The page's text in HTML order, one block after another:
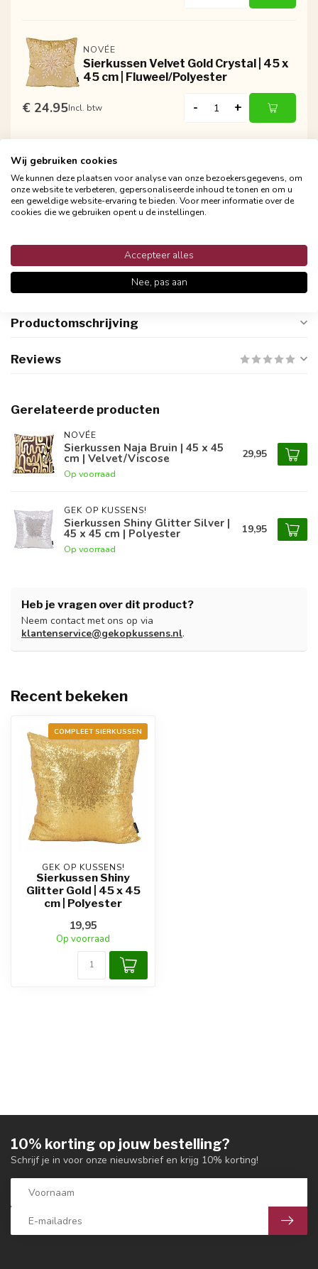
NOVÉE
Sierkussen Velvet Gold Crystal | 45 x
45 cm | Fluweel/Polyester
€ 24.95Incl. btw - +
Binnen 48 uur reactie
Productomschrijving
Reviews
Gerelateerde producten
NOVÉE
Sierkussen Naja Bruin | 45 x 45
cm | Velvet/Viscose
Op voorraad
29,95
GEK OP KUSSENS!
Sierkussen Shiny Glitter Silver |
45 x 45 cm | Polyester
Op voorraad
19,95
Heb je vragen over dit product?
Neem contact met ons op via
klantenservice@gekopkussens.nl.
Recent bekeken
COMPLEET SIERKUSSEN
GEK OP KUSSENS!
Sierkussen Shiny
Glitter Gold | 45 x 45
cm | Polyester
19,95
Op voorraad
10% korting op jouw bestelling?
Schrijf je in voor onze nieuwsbrief en krijg 10% korting!
Wij gebruiken cookies
We kunnen deze plaatsen voor analyse van onze bezoekersgegevens, om
onze website te verbeteren, gepersonaliseerde inhoud te tonen en om u
een geweldige website-ervaring te bieden. Voor meer informatie over de
cookies die we gebruiken opent u de instellingen.
Accepteer alles
Nee, pas aan